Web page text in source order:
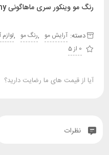
رنگ مو وینکور سری ماهاگونی mahogany
دسته: آرایش مو ,رنگ مو ,
0 از 5
آیا از قیمت های ما رضایت دارید؟
نظرات